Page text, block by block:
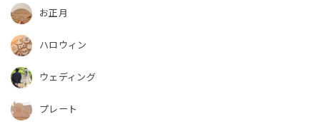
お正月
ハロウィン
ウェディング
プレート